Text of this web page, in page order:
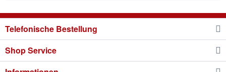
Telefonische Bestellung
Shop Service